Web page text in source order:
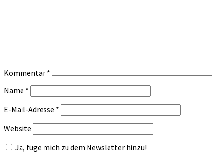
Kommentar *
Name *
E-Mail-Adresse *
Website
Ja, füge mich zu dem Newsletter hinzu!